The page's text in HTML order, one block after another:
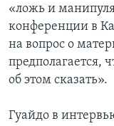
«ложь и
конференции в
на вопрос о
предполагается,
об этом сказать».
Гуайдо в